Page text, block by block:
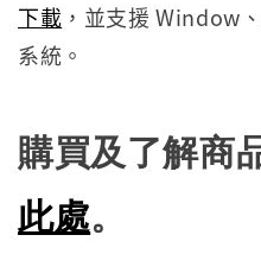
下載 ，並支援 Window
系統。
購買及了解商
此處。